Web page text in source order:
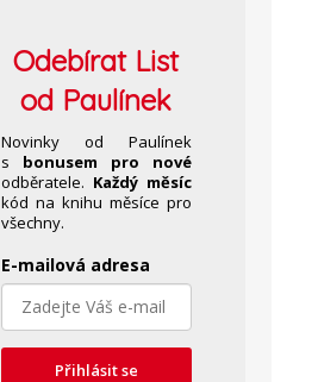
OdebíratList
od Paulínek
Novinky od Paulínek
s bonusem pro nové
odběratele. Každý měsíc
kód na knihu měsíce pro
všechny.
E-mailová adresa
Přihlásit se